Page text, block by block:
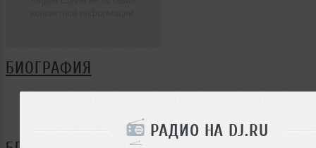
РАДИО НА DJ.RU
БИОГРАФИЯ